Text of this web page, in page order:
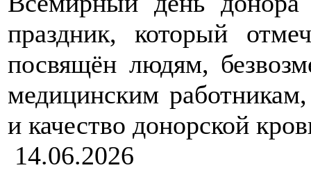
праздник, который
посвящён людям,
медицинским
и качество донорской
14.06.2026